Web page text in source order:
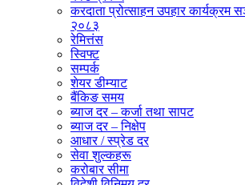
करदाता प्रोत्साहन उपहार कार्यक्रम
२०८३
रेमित्तंस
स्विफ्ट
सम्पर्क
शेयर डीम्याट
बैंकिङ समय
ब्याज दर – कर्जा तथा सापट
ब्याज दर – निक्षेप
आधार / स्प्रेड दर
सेवा शुल्कहरू
करोबार सीमा